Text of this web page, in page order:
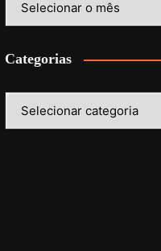
Categorias